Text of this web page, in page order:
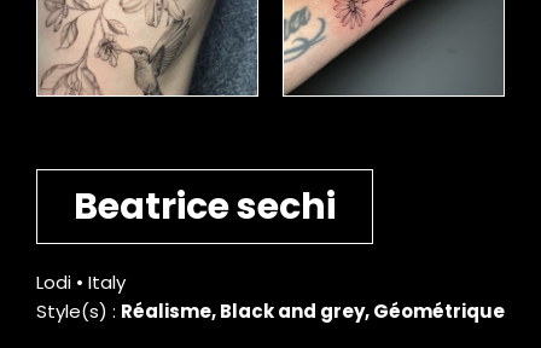
Beatrice sechi
Lodi • Italy
Style(s) : Réalisme, Black and grey, Géométrique